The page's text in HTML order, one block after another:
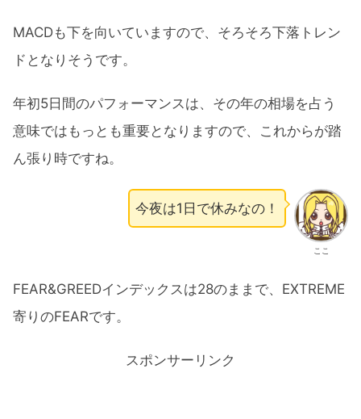
MACDも下を向いていますので、そろそろ下落トレン
ドとなりそうです。
年初5日間のパフォーマンスは、その年の相場を占う
意味ではもっとも重要となりますので、これからが踏
ん張り時ですね。
ここ
今夜は1日で休みなの！
FEAR&GREEDインデックスは28のままで、EXTREME
寄りのFEARです。
スポンサーリンク